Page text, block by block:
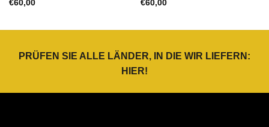
€60,00
€60,00
PRÜFEN SIE ALLE LÄNDER, IN DIE WIR LIEFERN:
HIER!